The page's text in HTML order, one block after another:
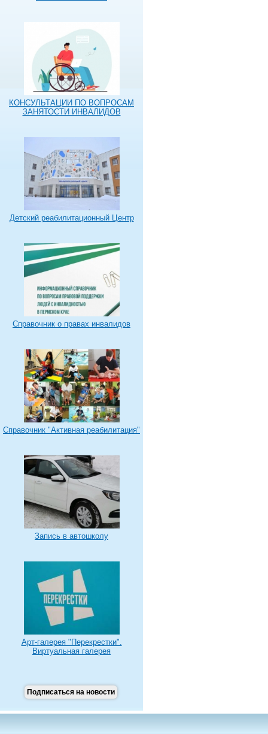
КОНСУЛЬТАЦИИ ПО ВОПРОСАМ
ЗАНЯТОСТИ ИНВАЛИДОВ
Детский реабилитационный Центр
Справочник о правах инвалидов
Справочник "Активная реабилитация"
Запись в автошколу
Арт-галерея "Перекрестки".
Виртуальная галерея
Подписаться на новости